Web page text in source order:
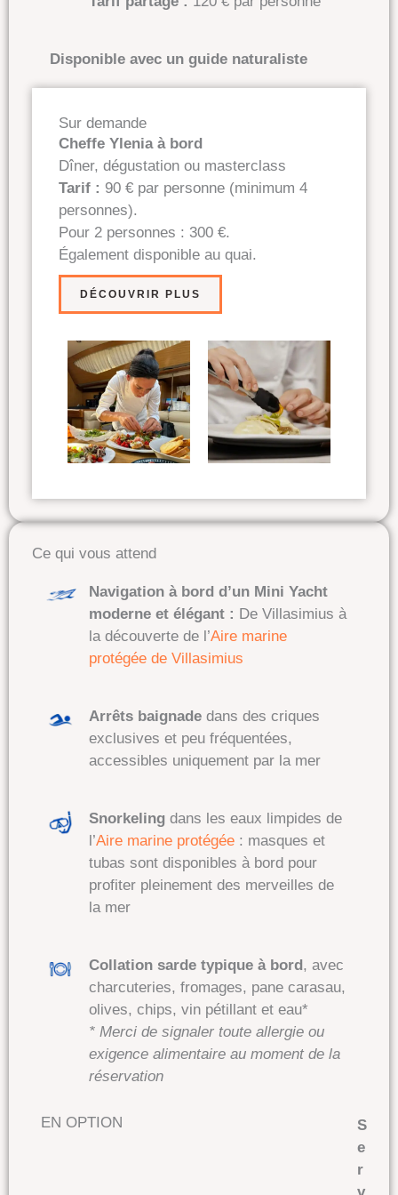
Disponible avec un guide naturaliste
Sur demande
Cheffe Ylenia à bord
Dîner, dégustation ou masterclass
Tarif : 90 € par personne (minimum 4
personnes).
Pour 2 personnes : 300 €.
Également disponible au quai.
DÉCOUVRIR PLUS
Ce qui vous attend
Navigation à bord d’un Mini Yacht
moderne et élégant : De Villasimius à
la découverte de l’Aire marine
protégée de Villasimius
Arrêts baignade dans des criques
exclusives et peu fréquentées,
accessibles uniquement par la mer
Snorkelingdans les eaux limpides de
l’Aire marine protégée: masques et
tubas sont disponibles à bord pour
profiter pleinement des merveilles de
la mer
Collation sarde typique à bord , avec
charcuteries, fromages, pane carasau,
olives, chips, vin pétillant et eau*
* Merci de signaler toute allergie ou
exigence alimentaire au moment de la
réservation
EN OPTION
S
e
r